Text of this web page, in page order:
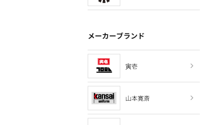
メーカーブランド
寅壱
山本寛斎